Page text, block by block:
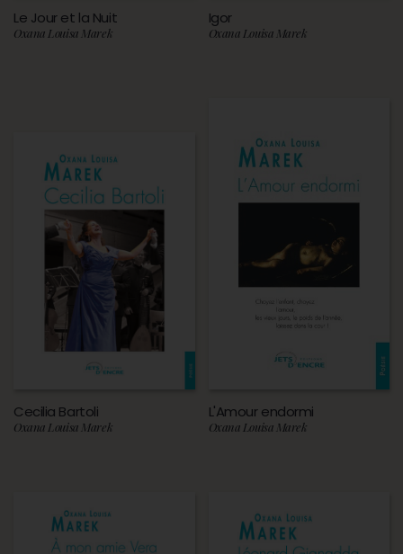
Le Jour et la Nuit
Oxana Louisa Marek
Igor
Oxana Louisa Marek
Cecilia Bartoli
Oxana Louisa Marek
L'Amour endormi
Oxana Louisa Marek